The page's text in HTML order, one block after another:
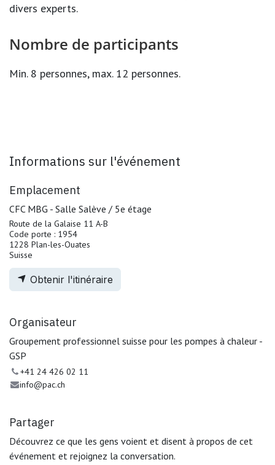
divers experts.
Nombre de participants
Min. 8 personnes, max. 12 personnes.
Informations sur l'événement
Emplacement
CFC MBG - Salle Salève / 5e étage
Route de la Galaise 11 A-B
Code porte : 1954
1228 Plan-les-Ouates
Suisse
Obtenir l'itinéraire
Organisateur
Groupement professionnel suisse pour les pompes à chaleur -
GSP
+41 24 426 02 11
info@pac.ch
Partager
Découvrez ce que les gens voient et disent à propos de cet
événement et rejoignez la conversation.